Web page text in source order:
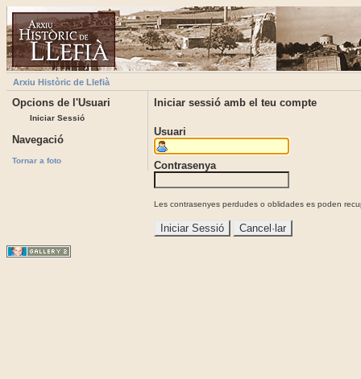
Arxiu Històric de Llefià
Opcions de l'Usuari
Iniciar Sessió
Navegació
Tornar a foto
Iniciar sessió amb el teu compte
Usuari
Contrasenya
Les contrasenyes perdudes o oblidades es poden